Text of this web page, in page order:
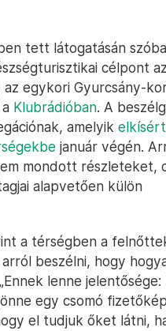
tett látogatásán
célpont
egykori Gyurcsány-
Klubrádióban. A
amelyik
január végén.
mondott részleteket,
alapvetően külön
a térségben a
beszélni, hogy
lenne jelentősége:
egy csomó
el tudjuk őket látni,